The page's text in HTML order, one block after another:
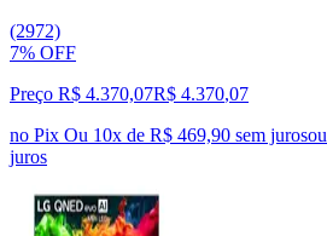
(2972)
7% OFF
Preço R$ 4.370,07R$ 4.370,07
no Pix Ou 10x de R$ 469,90 sem jurosou
juros